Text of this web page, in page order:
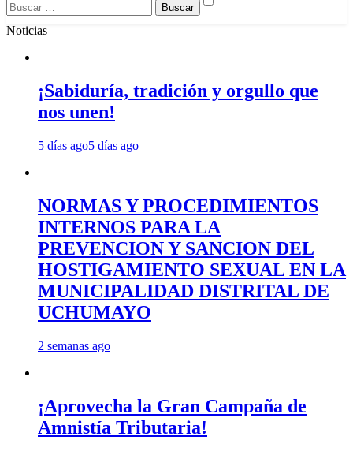
Buscar:
Noticias
¡Sabiduría, tradición y orgullo que
nos unen!
5 días ago5 días ago
NORMAS Y PROCEDIMIENTOS
INTERNOS PARA LA
PREVENCION Y SANCION DEL
HOSTIGAMIENTO SEXUAL EN LA
MUNICIPALIDAD DISTRITAL DE
UCHUMAYO
2 semanas ago
¡Aprovecha la Gran Campaña de
Amnistía Tributaria!